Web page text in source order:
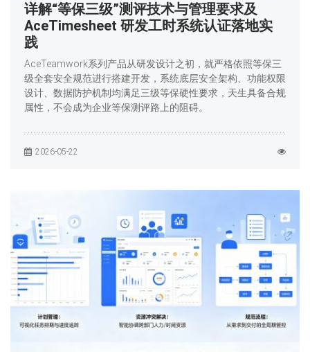
详解“等保三级”测评技术与管理要求及
AceTimesheet 研发工时系统认证落地实
践
AceTeamwork系列产品从研发设计之初，就严格依照等保三
级全套安全规范进行搭建开发，系统底层安全架构、功能权限
设计、数据防护机制均满足三级等保硬性要求，天生具备合规
属性，不会成为企业等保测评路上的阻碍。
2026-05-22